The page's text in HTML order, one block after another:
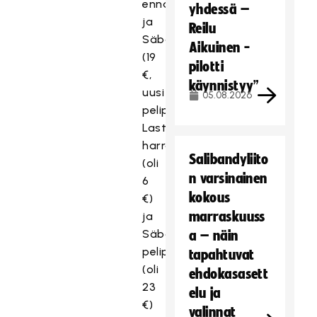
ennallaan)
ja
Säbäkipinäpelipassi
(19
€,
uusi
pelipassiluokka).
Lasten
harrastepelipassi
(oli
6
€)
ja
Säbämestarin
pelipassi
(oli
23
€)
yhdessä –
Reilu
Aikuinen -
pilotti
käynnistyy”
05.08.2026
Salibandyliito
n varsinainen
kokous
marraskuuss
a – näin
tapahtuvat
ehdokasasett
elu ja
valinnat